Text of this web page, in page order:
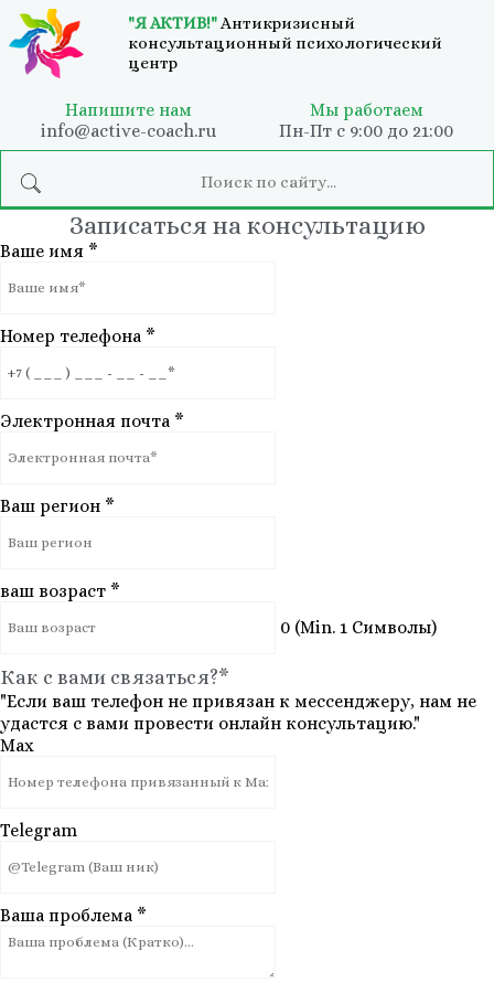
"Я АКТИВ!"Антикризисный
консультационный психологический
центр
Напишите нам
info@active-coach.ru
Мы работаем
Пн-Пт с 9:00 до 21:00
Записаться на консультацию
Ваше имя *
Номер телефона *
Электронная почта *
Ваш регион *
ваш возраст *
0 (Min. 1 Символы)
Как с вами связаться?*
"Если ваш телефон не привязан к мессенджеру, нам не
удастся с вами провести онлайн консультацию."
Max
Telegram
Ваша проблема *